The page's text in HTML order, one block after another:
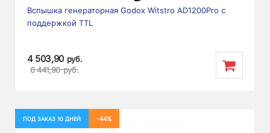
Вспышка генераторная Godox Witstro AD1200Pro с
поддержкой TTL
4 503,90 руб.
6 441,90 руб.
ПОД ЗАКАЗ 10 ДНЕЙ -44%